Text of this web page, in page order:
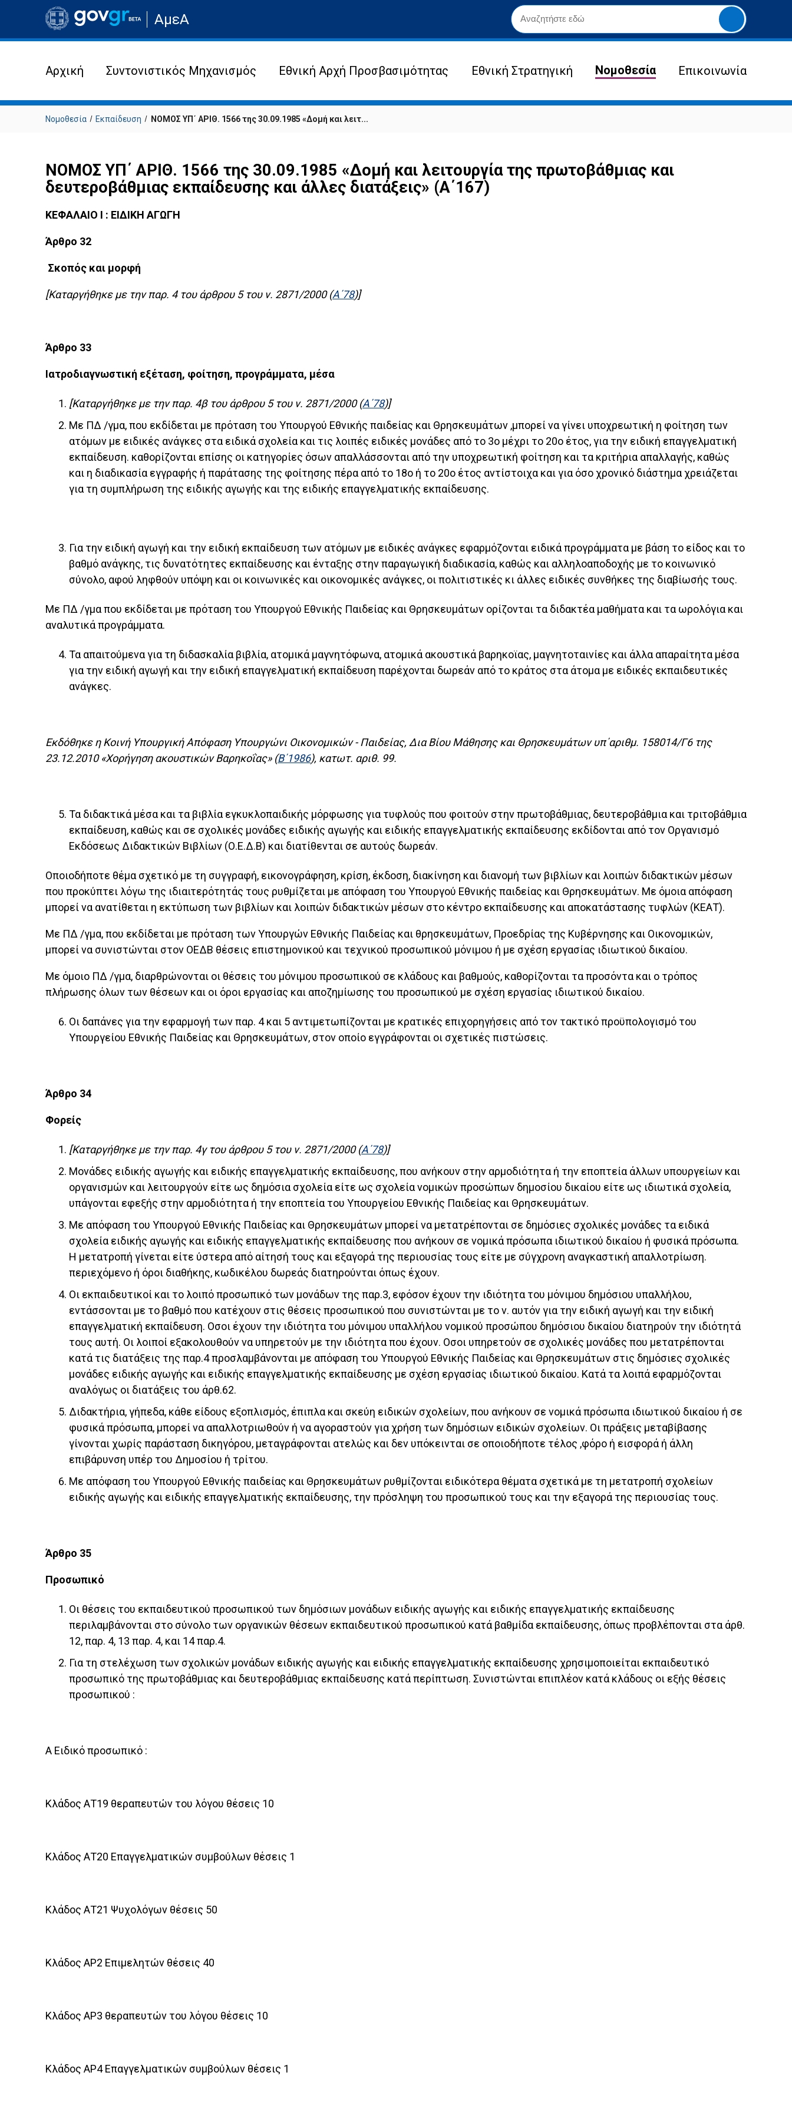
Μετάβαση
στην
σελίδα
ιστότοπου
ΑμεΑ
Yποβολή
αναζήτησης
Αρχική Συντονιστικός Μηχανισμός Εθνική Αρχή Προσβασιμότητας Εθνική Στρατηγική Νομοθεσία Επικοινωνία
Νομοθεσία Εκπαίδευση ΝΟΜΟΣ ΥΠ΄ ΑΡΙΘ. 1566 της 30.09.1985 «Δομή και λειτ...
ΝΟΜΟΣ ΥΠ΄ ΑΡΙΘ. 1566 της 30.09.1985 «Δομή και λειτουργία της πρωτοβάθμιας και
δευτεροβάθμιας εκπαίδευσης και άλλες διατάξεις» (Α΄167)
ΚΕΦΑΛΑΙΟ Ι : ΕΙΔΙΚΗ ΑΓΩΓΗ
Άρθρο 32
Σκοπός και μορφή
[Καταργήθηκε με την παρ. 4 του άρθρου 5 του ν. 2871/2000 (Α΄78)]
Άρθρο 33
Ιατροδιαγνωστική εξέταση, φοίτηση, προγράμματα, μέσα
[Καταργήθηκε με την παρ. 4β του άρθρου 5 του ν. 2871/2000 (Α΄78)]
Με ΠΔ /γμα, που εκδίδεται με πρόταση του Υπουργού Εθνικής παιδείας και Θρησκευμάτων ,μπορεί να γίνει υποχρεωτική η φοίτηση των
ατόμων με ειδικές ανάγκες στα ειδικά σχολεία και τις λοιπές ειδικές μονάδες από το 3ο μέχρι το 20ο έτος, για την ειδική επαγγελματική
εκπαίδευση. καθορίζονται επίσης οι κατηγορίες όσων απαλλάσσονται από την υποχρεωτική φοίτηση και τα κριτήρια απαλλαγής, καθώς
και η διαδικασία εγγραφής ή παράτασης της φοίτησης πέρα από το 18ο ή το 20ο έτος αντίστοιχα και για όσο χρονικό διάστημα χρειάζεται
για τη συμπλήρωση της ειδικής αγωγής και της ειδικής επαγγελματικής εκπαίδευσης.
Για την ειδική αγωγή και την ειδική εκπαίδευση των ατόμων με ειδικές ανάγκες εφαρμόζονται ειδικά προγράμματα με βάση το είδος και το
βαθμό ανάγκης, τις δυνατότητες εκπαίδευσης και ένταξης στην παραγωγική διαδικασία, καθώς και αλληλοαποδοχής με το κοινωνικό
σύνολο, αφού ληφθούν υπόψη και οι κοινωνικές και οικονομικές ανάγκες, οι πολιτιστικές κι άλλες ειδικές συνθήκες της διαβίωσής τους.
Με ΠΔ /γμα που εκδίδεται με πρόταση του Υπουργού Εθνικής Παιδείας και Θρησκευμάτων ορίζονται τα διδακτέα μαθήματα και τα ωρολόγια και
αναλυτικά προγράμματα.
Τα απαιτούμενα για τη διδασκαλία βιβλία, ατομικά μαγνητόφωνα, ατομικά ακουστικά βαρηκοϊας, μαγνητοταινίες και άλλα απαραίτητα μέσα
για την ειδική αγωγή και την ειδική επαγγελματική εκπαίδευση παρέχονται δωρεάν από το κράτος στα άτομα με ειδικές εκπαιδευτικές
ανάγκες.
Εκδόθηκε η Κοινή Υπουργική Απόφαση Υπουργώνι Οικονομικών - Παιδείας, Δια Βίου Μάθησης και Θρησκευμάτων υπ΄αριθμ. 158014/Γ6 της
23.12.2010 «Χορήγηση ακουστικών Βαρηκοΐας» (Β΄1986), κατωτ. αριθ. 99.
Τα διδακτικά μέσα και τα βιβλία εγκυκλοπαιδικής μόρφωσης για τυφλούς που φοιτούν στην πρωτοβάθμιας, δευτεροβάθμια και τριτοβάθμια
εκπαίδευση, καθώς και σε σχολικές μονάδες ειδικής αγωγής και ειδικής επαγγελματικής εκπαίδευσης εκδίδονται από τον Οργανισμό
Εκδόσεως Διδακτικών Βιβλίων (Ο.Ε.Δ.Β) και διατίθενται σε αυτούς δωρεάν.
Οποιοδήποτε θέμα σχετικό με τη συγγραφή, εικονογράφηση, κρίση, έκδοση, διακίνηση και διανομή των βιβλίων και λοιπών διδακτικών μέσων
που προκύπτει λόγω της ιδιαιτερότητάς τους ρυθμίζεται με απόφαση του Υπουργού Εθνικής παιδείας και Θρησκευμάτων. Με όμοια απόφαση
μπορεί να ανατίθεται η εκτύπωση των βιβλίων και λοιπών διδακτικών μέσων στο κέντρο εκπαίδευσης και αποκατάστασης τυφλών (ΚΕΑΤ).
Με ΠΔ /γμα, που εκδίδεται με πρόταση των Υπουργών Εθνικής Παιδείας και θρησκευμάτων, Προεδρίας της Κυβέρνησης και Οικονομικών,
μπορεί να συνιστώνται στον ΟΕΔΒ θέσεις επιστημονικού και τεχνικού προσωπικού μόνιμου ή με σχέση εργασίας ιδιωτικού δικαίου.
Με όμοιο ΠΔ /γμα, διαρθρώνονται οι θέσεις του μόνιμου προσωπικού σε κλάδους και βαθμούς, καθορίζονται τα προσόντα και ο τρόπος
πλήρωσης όλων των θέσεων και οι όροι εργασίας και αποζημίωσης του προσωπικού με σχέση εργασίας ιδιωτικού δικαίου.
Οι δαπάνες για την εφαρμογή των παρ. 4 και 5 αντιμετωπίζονται με κρατικές επιχορηγήσεις από τον τακτικό προϋπολογισμό του
Υπουργείου Εθνικής Παιδείας και Θρησκευμάτων, στον οποίο εγγράφονται οι σχετικές πιστώσεις.
Άρθρο 34
Φορείς
[Καταργήθηκε με την παρ. 4γ του άρθρου 5 του ν. 2871/2000 (Α΄78)]
Μονάδες ειδικής αγωγής και ειδικής επαγγελματικής εκπαίδευσης, που ανήκουν στην αρμοδιότητα ή την εποπτεία άλλων υπουργείων και
οργανισμών και λειτουργούν είτε ως δημόσια σχολεία είτε ως σχολεία νομικών προσώπων δημοσίου δικαίου είτε ως ιδιωτικά σχολεία,
υπάγονται εφεξής στην αρμοδιότητα ή την εποπτεία του Υπουργείου Εθνικής Παιδείας και Θρησκευμάτων.
Με απόφαση του Υπουργού Εθνικής Παιδείας και Θρησκευμάτων μπορεί να μετατρέπονται σε δημόσιες σχολικές μονάδες τα ειδικά
σχολεία ειδικής αγωγής και ειδικής επαγγελματικής εκπαίδευσης που ανήκουν σε νομικά πρόσωπα ιδιωτικού δικαίου ή φυσικά πρόσωπα.
Η μετατροπή γίνεται είτε ύστερα από αίτησή τους και εξαγορά της περιουσίας τους είτε με σύγχρονη αναγκαστική απαλλοτρίωση.
περιεχόμενο ή όροι διαθήκης, κωδικέλου δωρεάς διατηρούνται όπως έχουν.
Οι εκπαιδευτικοί και το λοιπό προσωπικό των μονάδων της παρ.3, εφόσον έχουν την ιδιότητα του μόνιμου δημόσιου υπαλλήλου,
εντάσσονται με το βαθμό που κατέχουν στις θέσεις προσωπικού που συνιστώνται με το ν. αυτόν για την ειδική αγωγή και την ειδική
επαγγελματική εκπαίδευση. Οσοι έχουν την ιδιότητα του μόνιμου υπαλλήλου νομικού προσώπου δημόσιου δικαίου διατηρούν την ιδιότητά
τους αυτή. Οι λοιποί εξακολουθούν να υπηρετούν με την ιδιότητα που έχουν. Οσοι υπηρετούν σε σχολικές μονάδες που μετατρέπονται
κατά τις διατάξεις της παρ.4 προσλαμβάνονται με απόφαση του Υπουργού Εθνικής Παιδείας και Θρησκευμάτων στις δημόσιες σχολικές
μονάδες ειδικής αγωγής και ειδικής επαγγελματικής εκπαίδευσης με σχέση εργασίας ιδιωτικού δικαίου. Κατά τα λοιπά εφαρμόζονται
αναλόγως οι διατάξεις του άρθ.62.
Διδακτήρια, γήπεδα, κάθε είδους εξοπλισμός, έπιπλα και σκεύη ειδικών σχολείων, που ανήκουν σε νομικά πρόσωπα ιδιωτικού δικαίου ή σε
φυσικά πρόσωπα, μπορεί να απαλλοτριωθούν ή να αγοραστούν για χρήση των δημόσιων ειδικών σχολείων. Οι πράξεις μεταβίβασης
γίνονται χωρίς παράσταση δικηγόρου, μεταγράφονται ατελώς και δεν υπόκεινται σε οποιοδήποτε τέλος ,φόρο ή εισφορά ή άλλη
επιβάρυνση υπέρ του Δημοσίου ή τρίτου.
Με απόφαση του Υπουργού Εθνικής παιδείας και Θρησκευμάτων ρυθμίζονται ειδικότερα θέματα σχετικά με τη μετατροπή σχολείων
ειδικής αγωγής και ειδικής επαγγελματικής εκπαίδευσης, την πρόσληψη του προσωπικού τους και την εξαγορά της περιουσίας τους.
Άρθρο 35
Προσωπικό
Οι θέσεις του εκπαιδευτικού προσωπικού των δημόσιων μονάδων ειδικής αγωγής και ειδικής επαγγελματικής εκπαίδευσης
περιλαμβάνονται στο σύνολο των οργανικών θέσεων εκπαιδευτικού προσωπικού κατά βαθμίδα εκπαίδευσης, όπως προβλέπονται στα άρθ.
12, παρ. 4, 13 παρ. 4, και 14 παρ.4.
Για τη στελέχωση των σχολικών μονάδων ειδικής αγωγής και ειδικής επαγγελματικής εκπαίδευσης χρησιμοποιείται εκπαιδευτικό
προσωπικό της πρωτοβάθμιας και δευτεροβάθμιας εκπαίδευσης κατά περίπτωση. Συνιστώνται επιπλέον κατά κλάδους οι εξής θέσεις
προσωπικού :
Α Ειδικό προσωπικό :
Κλάδος ΑΤ19 θεραπευτών του λόγου θέσεις 10
Κλάδος ΑΤ20 Επαγγελματικών συμβούλων θέσεις 1
Κλάδος ΑΤ21 Ψυχολόγων θέσεις 50
Κλάδος ΑΡ2 Επιμελητών θέσεις 40
Κλάδος ΑΡ3 θεραπευτών του λόγου θέσεις 10
Κλάδος ΑΡ4 Επαγγελματικών συμβούλων θέσεις 1